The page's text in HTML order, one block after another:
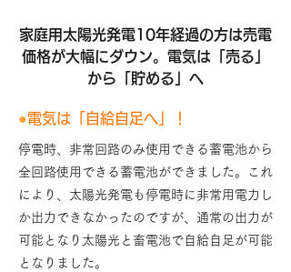
家庭用太陽光発電10年経過の方は売電
価格が大幅にダウン。電気は「売る」
から「貯める」へ
●電気は「自給自足へ」！
停電時、非常回路のみ使用できる蓄電池から
全回路使用できる蓄電池ができました。これ
により、太陽光発電も停電時に非常用電力し
か出力できなかったのですが、通常の出力が
可能となり太陽光と畜電池で自給自足が可能
となりました。